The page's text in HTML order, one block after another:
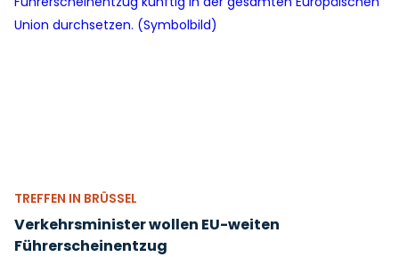
TREFFEN IN BRÜSSEL
Verkehrsminister wollen EU-weiten
Führerscheinentzug